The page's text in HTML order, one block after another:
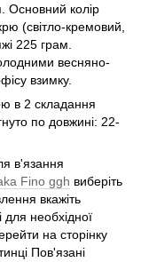
Основний колір
(світло-кремовий,
225 грам.
весняно-
взимку.
в 2 складання
по довжині: 22-
в'язання
Fino ggh виберіть
вкажіть
для необхідної
на сторінку
Пов'язані